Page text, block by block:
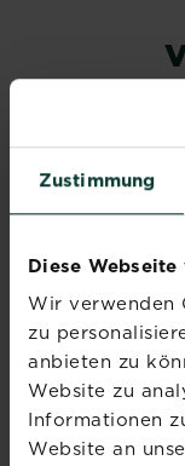
Zustimmung
Diese
Wir verwenden
zu
anbieten zu
Website zu
Informationen
Website an
SUBSTRAL®
Pferdedung